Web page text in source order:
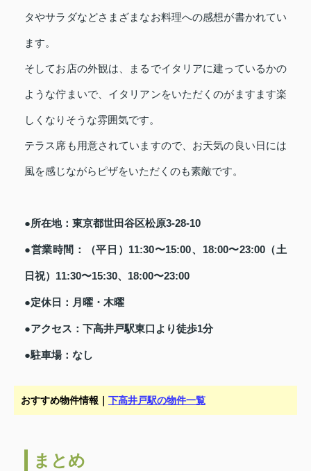
タやサラダなどさまざまなお料理への感想が書かれてい
ます。
そしてお店の外観は、まるでイタリアに建っているかの
ような佇まいで、イタリアンをいただくのがますます楽
しくなりそうな雰囲気です。
テラス席も用意されていますので、お天気の良い日には
風を感じながらピザをいただくのも素敵です。
●所在地：東京都世田谷区松原3-28-10
●営業時間：（平日）11:30〜15:00、18:00〜23:00（土
日祝）11:30〜15:30、18:00〜23:00
●定休日：月曜・木曜
●アクセス：下高井戸駅東口より徒歩1分
●駐車場：なし
おすすめ物件情報｜ 下高井戸駅の物件一覧
まとめ